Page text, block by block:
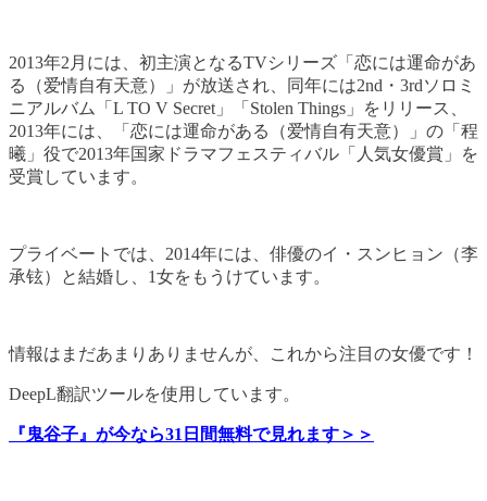
2013年2月には、初主演となるTVシリーズ「恋には運命があ
る（爱情自有天意）」が放送され、同年には2nd・3rdソロミ
ニアルバム「L TO V Secret」「Stolen Things」をリリース、
2013年には、「恋には運命がある（爱情自有天意）」の「程
曦」役で2013年国家ドラマフェスティバル「人気女優賞」を
受賞しています。
プライベートでは、2014年には、俳優のイ・スンヒョン（李
承铉）と結婚し、1女をもうけています。
情報はまだあまりありませんが、これから注目の女優です！
DeepL翻訳ツールを使用しています。
『鬼谷子』が今なら31日間無料で見れます＞＞